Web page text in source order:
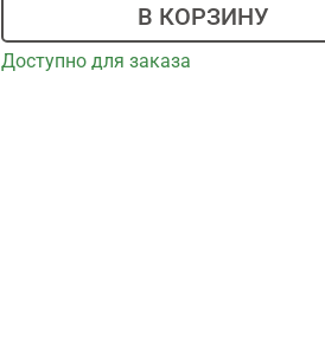
В КОРЗИНУ
Доступно для заказа